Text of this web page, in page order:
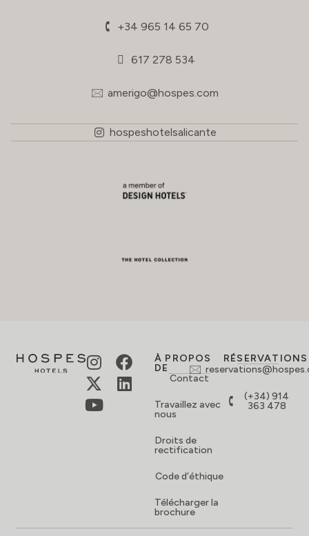
+34 965 14 65 70
617 278 534
amerigo@hospes.com
hospeshotelsalicante
À PROPOS
DE
Contact
Travaillez avec
nous
Droits de
rectification
Code d’éthique
Télécharger la
brochure
RÉSERVATIONS
(+34) 914
363 478